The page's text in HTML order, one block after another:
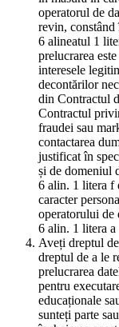
operatorul de
revin, constând
6 alineatul 1
prelucrarea
interesele
decontărilor
din Contractul
Contractul
fraudei sau
contactarea
justificat în
și de domeniul
6 alin. 1 litera f
caracter
operatorului de
6 alin. 1 litera
Aveți dreptul
dreptul de a le
prelucrarea
pentru
educaționale
sunteți parte